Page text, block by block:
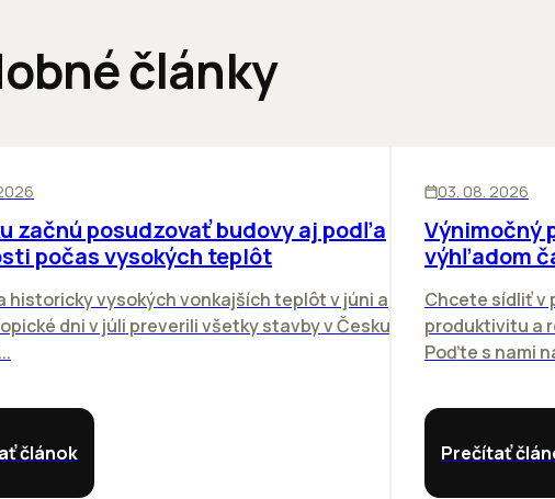
články
začnú posudzovať budovy aj podľa
počas vysokých teplôt
historicky vysokých vonkajších teplôt v júni a
dni v júli preverili všetky stavby v Česku.
článok
03. 08. 2026
Výnimočný
výhľadom
Chcete sídliť v
produktivitu a
Poďte s nami
Prečítať